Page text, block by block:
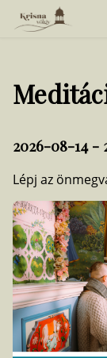
2026-08-14 -
Lépj az